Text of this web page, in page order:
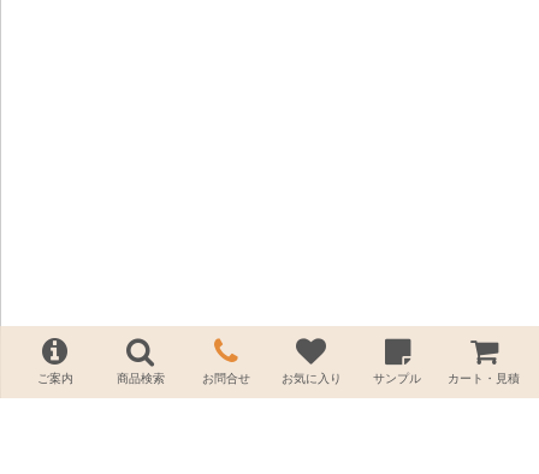
ご案内 商品検索 お問合せ お気に入り サンプル カート・見積